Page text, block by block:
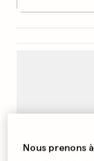
Nous prenons